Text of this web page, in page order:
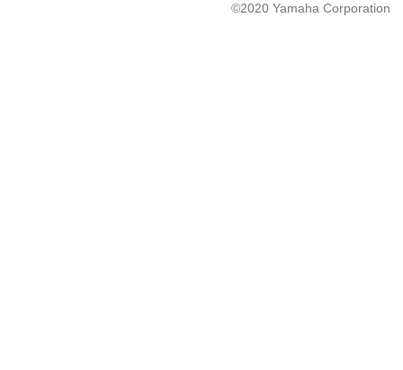
©2020 Yamaha Corporation